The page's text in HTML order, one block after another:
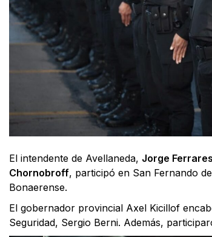
El intendente de Avellaneda, Jorge
Chornobroff, participó en San Fernando
Bonaerense.
El gobernador provincial Axel Kicillof
Seguridad, Sergio Berni. Además,